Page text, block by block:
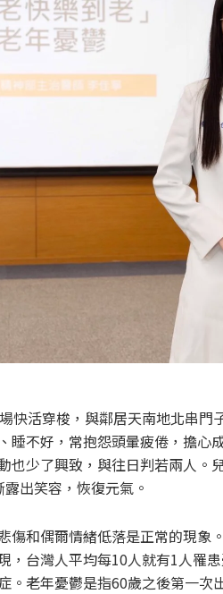
快活穿梭，與鄰居天南地北串門
睡不好，常抱怨頭暈疲倦，擔心
也少了興致，與往日判若兩人。
出笑容，恢復元氣。
傷和偶爾情緒低落是正常的現象
，台灣人平均每10人就有1人罹
。老年憂鬱是指60歲之後第一次